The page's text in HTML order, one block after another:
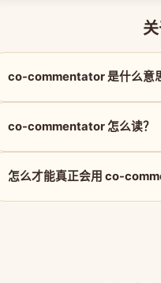
co-commentator 是什么意
co-commentator 怎么读？
怎么才能真正会用 co-